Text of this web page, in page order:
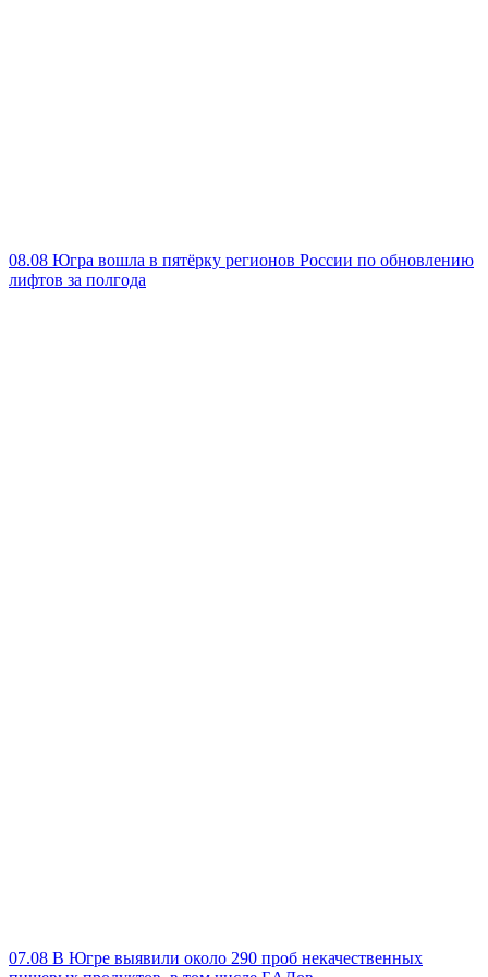
08.08 Югра вошла в пятёрку регионов России по обновлению
лифтов за полгода
07.08 В Югре выявили около 290 проб некачественных